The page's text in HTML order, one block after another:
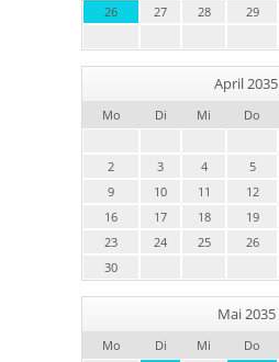
26
27 28 29
April 2035
Mo Di Mi Do
2
3 4 5
9
10 11 12
16
17 18 19
23
24 25 26
30
Mai 2035
Mo Di Mi Do